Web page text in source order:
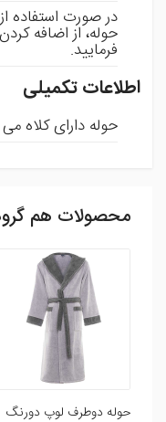
در صورت استفاده
حوله، از اضافه
فرمایید.
اطلاعات تکمیلی
حوله دارای کلاه
ثبت نظر
شما می توانید با ثبت
یاری رسانید .
افزودن نظر
محصولات هم
حوله دوطرف لوپ دورنگ